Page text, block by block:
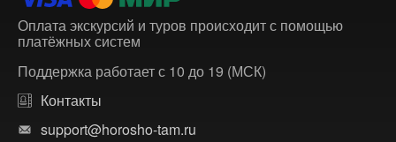
Оплата экскурсий и туров происходит с помощью
платёжных систем
Поддержка работает с 10 до 19 (МСК)
Контакты
support@horosho-tam.ru